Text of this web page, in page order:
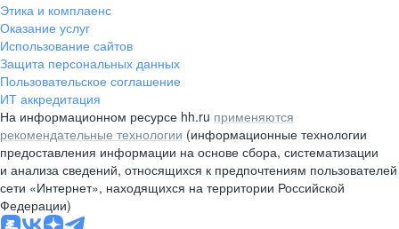
Этика и комплаенс
Оказание услуг
Использование сайтов
Защита персональных данных
Пользовательское соглашение
ИТ аккредитация
На информационном ресурсе hh.ru применяются
рекомендательные технологии (информационные технологии
предоставления информации на основе сбора, систематизации
и анализа сведений, относящихся к предпочтениям пользователей
сети «Интернет», находящихся на территории Российской
Федерации)